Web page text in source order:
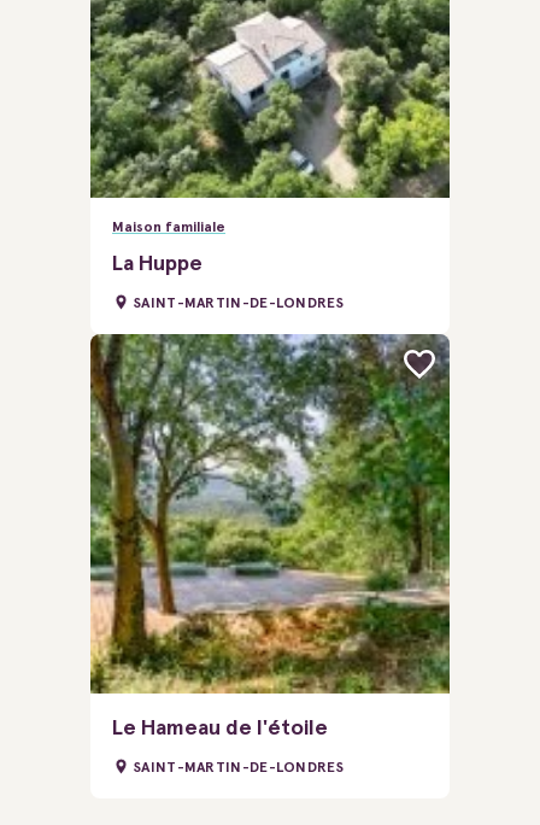
Maison familiale
La Huppe
SAINT-MARTIN-DE-LONDRES
Le Hameau de l'étoile
SAINT-MARTIN-DE-LONDRES